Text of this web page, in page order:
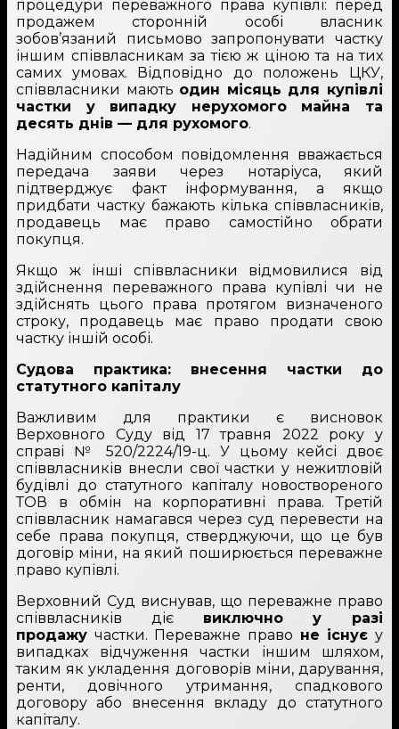
процедури переважного права купівлі: перед
продажем сторонній особі власник
зобов’язаний письмово запропонувати частку
іншим співвласникам за тією ж ціною та на тих
самих умовах. Відповідно до положень ЦКУ,
співвласники мають один місяць для купівлі
частки у випадку нерухомого майна та
десять днів — для рухомого.
Надійним способом повідомлення вважається
передача заяви через нотаріуса, який
підтверджує факт інформування, а якщо
придбати частку бажають кілька співвласників,
продавець має право самостійно обрати
покупця.
Якщо ж інші співвласники відмовилися від
здійснення переважного права купівлі чи не
здійснять цього права протягом визначеного
строку, продавець має право продати свою
частку іншій особі.
Судова практика: внесення частки до
статутного капіталу
Важливим для практики є висновок
Верховного Суду від 17 травня 2022 року у
справі № 520/2224/19-ц. У цьому кейсі двоє
співвласників внесли свої частки у нежитловій
будівлі до статутного капіталу новоствореного
ТОВ в обмін на корпоративні права. Третій
співвласник намагався через суд перевести на
себе права покупця, стверджуючи, що це був
договір міни, на який поширюється переважне
право купівлі.
Верховний Суд виснував, що переважне право
співвласників діє виключно у разі
продажу частки. Переважне право не існує у
випадках відчуження частки іншим шляхом,
таким як укладення договорів міни, дарування,
ренти, довічного утримання, спадкового
договору або внесення вкладу до статутного
капіталу.